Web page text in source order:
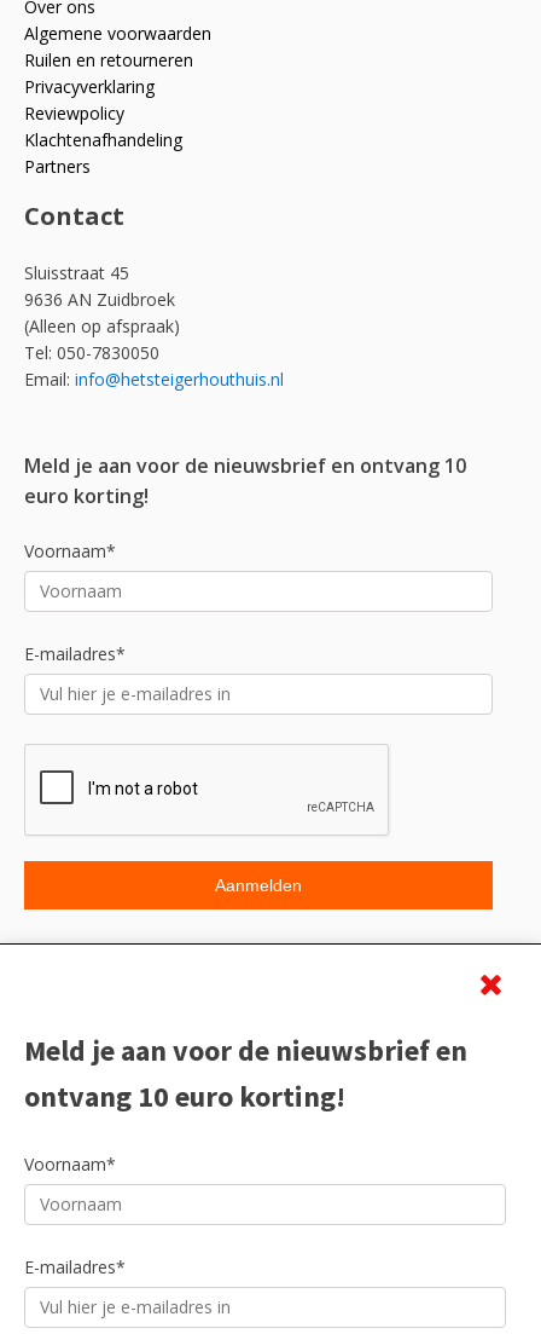
Over ons
Algemene voorwaarden
Ruilen en retourneren
Privacyverklaring
Reviewpolicy
Klachtenafhandeling
Partners
Contact
Sluisstraat 45
9636 AN Zuidbroek
(Alleen op afspraak)
Tel: 050-7830050
Email: info@hetsteigerhouthuis.nl
Meld je aan voor de nieuwsbrief en ontvang 10
euro korting!
Voornaam*
E-mailadres*
Meld je aan voor de nieuwsbrief en
ontvang 10 euro korting!
Voornaam*
E-mailadres*